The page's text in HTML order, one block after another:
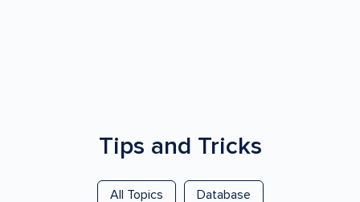
Tips and Tricks
All Topics Database